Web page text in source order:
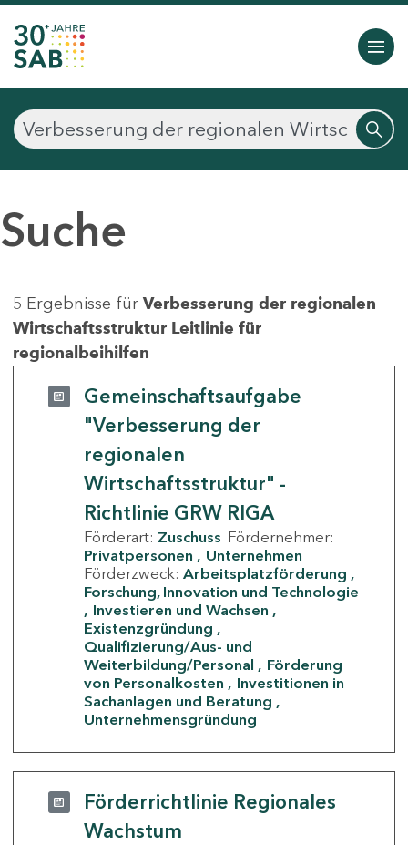
Suche
5 Ergebnisse für Verbesserung der regionalen
Wirtschaftsstruktur Leitlinie für
regionalbeihilfen
Gemeinschaftsaufgabe
"Verbesserung der
regionalen
Wirtschaftsstruktur" -
Richtlinie GRW RIGA
Förderart: Zuschuss Fördernehmer:
Privatpersonen
Unternehmen
Förderzweck: Arbeitsplatzförderung
Forschung, Innovation und Technologie
Investieren und Wachsen
Existenzgründung
Qualifizierung/Aus- und
Weiterbildung/Personal
Förderung
von Personalkosten
Investitionen in
Sachanlagen und Beratung
Unternehmensgründung
Förderrichtlinie Regionales
Wachstum